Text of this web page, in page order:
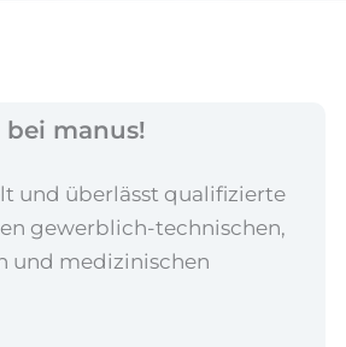
manus!
und überlässt qualifizierte
gewerblich-technischen,
und medizinischen